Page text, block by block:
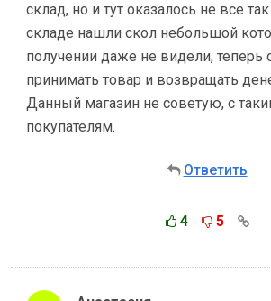
склад, но и тут оказалось не все
складе нашли скол небольшой
получении даже не видели, теперь
принимать товар и возвращать
Данный магазин не советую, с
покупателям.
Ответить
4 5